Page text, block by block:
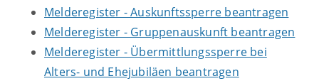
Melderegister - Auskunftssperre beantragen
Melderegister - Gruppenauskunft beantragen
Melderegister - Übermittlungssperre bei
Alters- und Ehejubiläen beantragen